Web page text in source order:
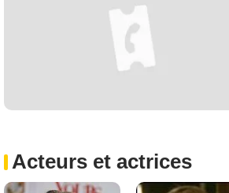
Acteurs et actrices